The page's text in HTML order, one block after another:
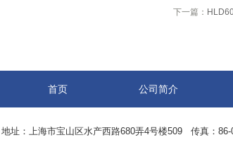
下一篇：
首页 公司简介
地址：上海市宝山区水产西路680弄4号楼509 传真：